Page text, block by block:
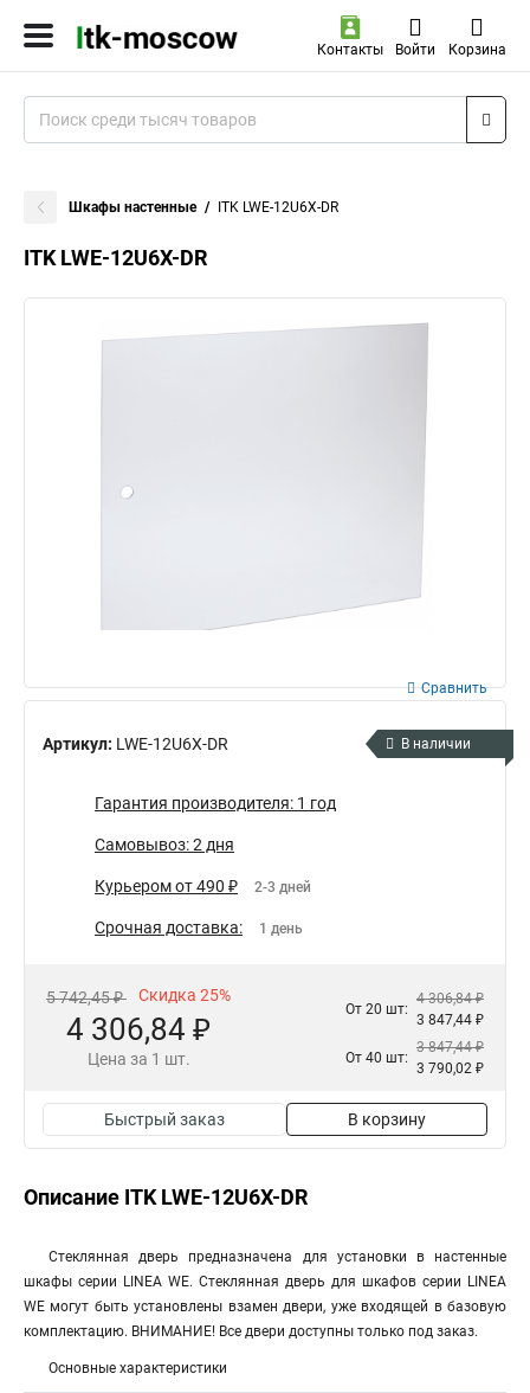
Контакты Войти Корзина
Шкафы настенные ITK LWE-12U6X-DR
ITK LWE-12U6X-DR
Артикул: LWE-12U6X-DR
Сравнить
В наличии
Гарантия производителя: 1 год
Самовывоз: 2 дня
Курьером от 490 ₽ 2-3 дней
Срочная доставка: 1 день
5 742,45 ₽ Скидка 25%
4 306,84 ₽
Цена за 1 шт.
От 20 шт:
4 306,84 ₽
3 847,44 ₽
От 40 шт:
3 847,44 ₽
3 790,02 ₽
Быстрый заказ В корзину
Описание ITK LWE-12U6X-DR
Стеклянная дверь предназначена для установки в настенные
шкафы серии LINEA WE. Стеклянная дверь для шкафов серии LINEA
WE могут быть установлены взамен двери, уже входящей в базовую
комплектацию. ВНИМАНИЕ! Все двери доступны только под заказ.
Основные характеристики